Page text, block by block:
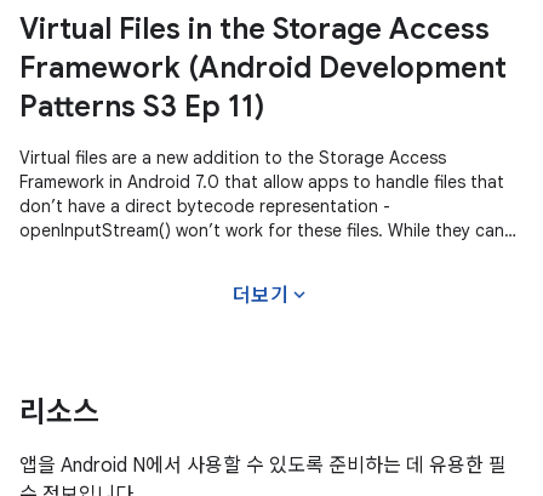
Virtual Files in the Storage Access
Framework (Android Development
Patterns S3 Ep 11)
Virtual files are a new addition to the Storage Access
Framework in Android 7.0 that allow apps to handle files that
don’t have a direct bytecode representation -
openInputStream() won’t work for these files. While they can
더보기 expand_more
리소스
앱을 Android N에서 사용할 수 있도록 준비하는 데 유용한 필